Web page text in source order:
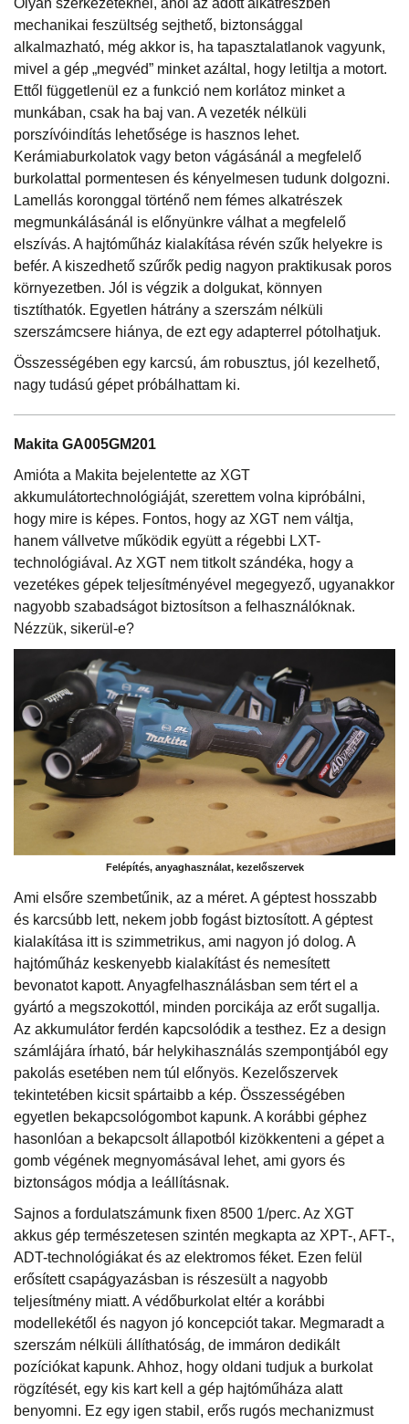
Olyan szerkezeteknél, ahol az adott alkatrészben
mechanikai feszültség sejthető, biztonsággal
alkalmazható, még akkor is, ha tapasztalatlanok vagyunk,
mivel a gép „megvéd” minket azáltal, hogy letiltja a motort.
Ettől függetlenül ez a funkció nem korlátoz minket a
munkában, csak ha baj van. A vezeték nélküli
porszívóindítás lehetősége is hasznos lehet.
Kerámiaburkolatok vagy beton vágásánál a megfelelő
burkolattal pormentesen és kényelmesen tudunk dolgozni.
Lamellás koronggal történő nem fémes alkatrészek
megmunkálásánál is előnyünkre válhat a megfelelő
elszívás. A hajtóműház kialakítása révén szűk helyekre is
befér. A kiszedhető szűrők pedig nagyon praktikusak poros
környezetben. Jól is végzik a dolgukat, könnyen
tisztíthatók. Egyetlen hátrány a szerszám nélküli
szerszámcsere hiánya, de ezt egy adapterrel pótolhatjuk.
Összességében egy karcsú, ám robusztus, jól kezelhető,
nagy tudású gépet próbálhattam ki.
Makita GA005GM201
Amióta a Makita bejelentette az XGT
akkumulátortechnológiáját, szerettem volna kipróbálni,
hogy mire is képes. Fontos, hogy az XGT nem váltja,
hanem vállvetve működik együtt a régebbi LXT-
technológiával. Az XGT nem titkolt szándéka, hogy a
vezetékes gépek teljesítményével megegyező, ugyanakkor
nagyobb szabadságot biztosítson a felhasználóknak.
Nézzük, sikerül-e?
Felépítés, anyaghasználat, kezelőszervek
Ami elsőre szembetűnik, az a méret. A géptest hosszabb
és karcsúbb lett, nekem jobb fogást biztosított. A géptest
kialakítása itt is szimmetrikus, ami nagyon jó dolog. A
hajtóműház keskenyebb kialakítást és nemesített
bevonatot kapott. Anyagfelhasználásban sem tért el a
gyártó a megszokottól, minden porcikája az erőt sugallja.
Az akkumulátor ferdén kapcsolódik a testhez. Ez a design
számlájára írható, bár helykihasználás szempontjából egy
pakolás esetében nem túl előnyös. Kezelőszervek
tekintetében kicsit spártaibb a kép. Összességében
egyetlen bekapcsológombot kapunk. A korábbi géphez
hasonlóan a bekapcsolt állapotból kizökkenteni a gépet a
gomb végének megnyomásával lehet, ami gyors és
biztonságos módja a leállításnak.
Sajnos a fordulatszámunk fixen 8500 1/perc. Az XGT
akkus gép természetesen szintén megkapta az XPT-, AFT-,
ADT-technológiákat és az elektromos féket. Ezen felül
erősített csapágyazásban is részesült a nagyobb
teljesítmény miatt. A védőburkolat eltér a korábbi
modellekétől és nagyon jó koncepciót takar. Megmaradt a
szerszám nélküli állíthatóság, de immáron dedikált
pozíciókat kapunk. Ahhoz, hogy oldani tudjuk a burkolat
rögzítését, egy kis kart kell a gép hajtóműháza alatt
benyomni. Ez egy igen stabil, erős rugós mechanizmust